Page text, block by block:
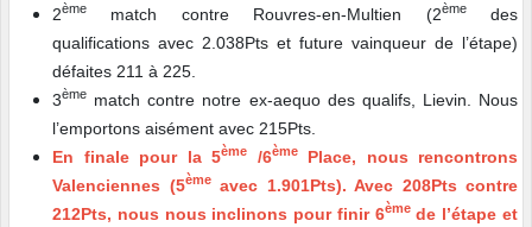
2ème match contre Rouvres-en-Multien (2èmedes
qualifications avec 2.038Pts et future vainqueur de l’étape)
défaites 211 à 225.
3ème match contre notre ex-aequo des qualifs, Lievin. Nous
l’emportons aisément avec 215Pts.
En finale pour la 5ème /6èmePlace, nous rencontrons
Valenciennes (5èmeavec 1.901Pts). Avec 208Pts contre
212Pts, nous nous inclinons pour finir 6èmede l’étape et